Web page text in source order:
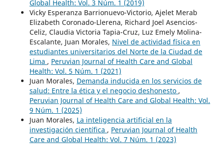
Global Health: Vol. 3 Núm. 1 (2019)
Vicky Esperanza Barrionuevo-Victorio, Ajelet Merab
Elizabeth Coronado-Llerena, Richard Joel Asencios-
Celiz, Claudia Victoria Tapia-Cruz, Luz Emely Molina-
Escalante, Juan Morales, Nivel de actividad física en
estudiantes universitarios del Norte de la Ciudad de
Lima , Peruvian Journal of Health Care and Global
Health: Vol. 5 Núm. 1 (2021)
Juan Morales, Demanda inducida en los servicios de
salud: Entre la ética y el negocio deshonesto ,
Peruvian Journal of Health Care and Global Health: Vol.
9 Núm. 1 (2025)
Juan Morales, La inteligencia artificial en la
investigación científica , Peruvian Journal of Health
Care and Global Health: Vol. 7 Núm. 1 (2023)